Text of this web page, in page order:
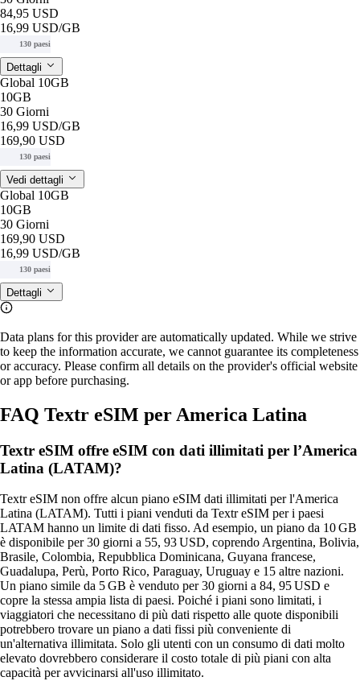
84,95 USD
16,99 USD/GB
130 paesi
Dettagli
Global 10GB
10GB
30 Giorni
16,99 USD/GB
169,90 USD
130 paesi
Vedi dettagli
Global 10GB
10GB
30 Giorni
169,90 USD
16,99 USD/GB
130 paesi
Dettagli
Data plans for this provider are automatically updated. While we strive
to keep the information accurate, we cannot guarantee its completeness
or accuracy. Please confirm all details on the provider's official website
or app before purchasing.
FAQ Textr eSIM per America Latina
Textr eSIM offre eSIM con dati illimitati per l’America
Latina (LATAM)?
Textr eSIM non offre alcun piano eSIM dati illimitati per l'America
Latina (LATAM). Tutti i piani venduti da Textr eSIM per i paesi
LATAM hanno un limite di dati fisso. Ad esempio, un piano da 10 GB
è disponibile per 30 giorni a 55, 93 USD, coprendo Argentina, Bolivia,
Brasile, Colombia, Repubblica Dominicana, Guyana francese,
Guadalupa, Perù, Porto Rico, Paraguay, Uruguay e 15 altre nazioni.
Un piano simile da 5 GB è venduto per 30 giorni a 84, 95 USD e
copre la stessa ampia lista di paesi. Poiché i piani sono limitati, i
viaggiatori che necessitano di più dati rispetto alle quote disponibili
potrebbero trovare un piano a dati fissi più conveniente di
un'alternativa illimitata. Solo gli utenti con un consumo di dati molto
elevato dovrebbero considerare il costo totale di più piani con alta
capacità per avvicinarsi all'uso illimitato.